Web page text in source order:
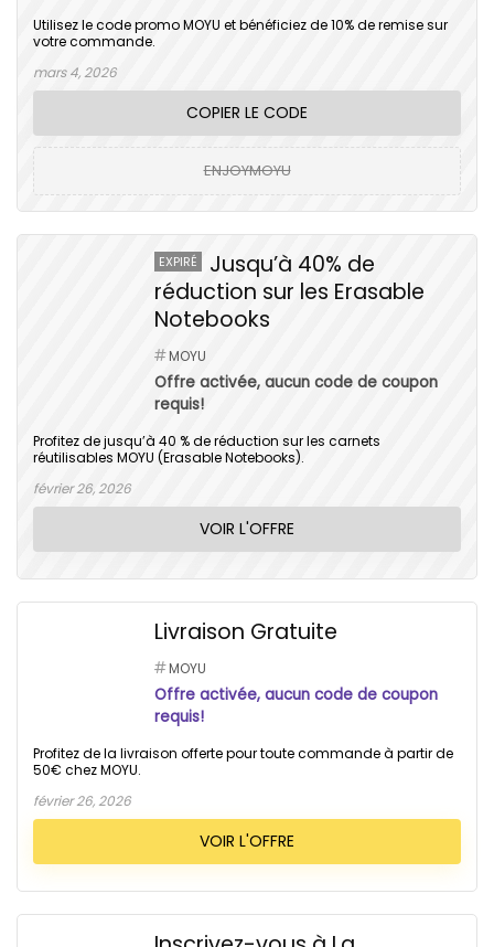
Utilisez le code promo MOYU et bénéficiez de 10% de remise sur
votre commande.
mars 4, 2026
COPIER LE CODE
ENJOYMOYU
EXPIRÉ
Jusqu’à 40% de
réduction sur les Erasable
Notebooks
MOYU
Offre activée, aucun code de coupon
requis!
Profitez de jusqu’à 40 % de réduction sur les carnets
réutilisables MOYU (Erasable Notebooks).
février 26, 2026
VOIR L'OFFRE
Livraison Gratuite
MOYU
Offre activée, aucun code de coupon
requis!
Profitez de la livraison offerte pour toute commande à partir de
50€ chez MOYU.
février 26, 2026
VOIR L'OFFRE